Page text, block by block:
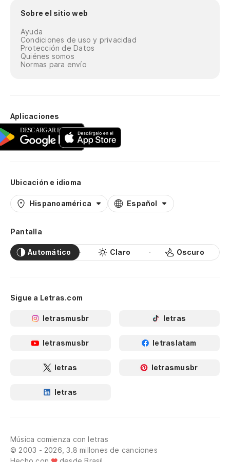
Sobre el sitio web
Ayuda
Condiciones de uso y privacidad
Protección de Datos
Quiénes somos
Normas para envío
Aplicaciones
Ubicación e idioma
Hispanoamérica Español
Pantalla
Automático Claro Oscuro
Sigue a Letras.com
letrasmusbr letras
letrasmusbr letraslatam
letras letrasmusbr
letras
Música comienza con letras
© 2003 - 2026, 3.8 millones de canciones